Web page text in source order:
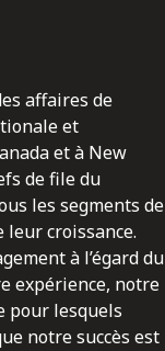
affaires de
et
et à New
de file du
les segments de
leur croissance.
à l’égard du
expérience, notre
pour lesquels
notre succès est